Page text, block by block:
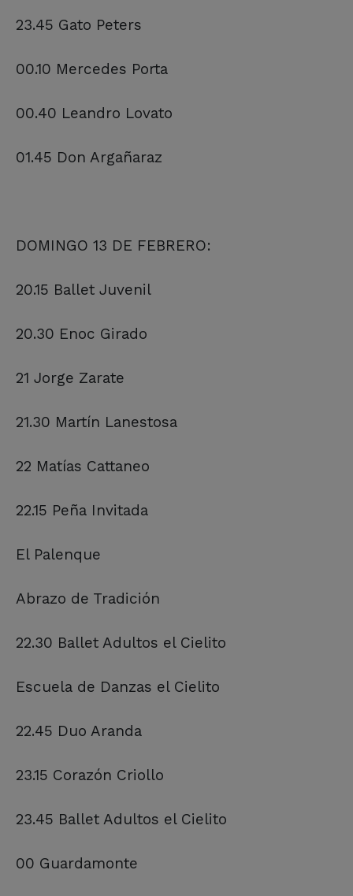
23.45 Gato Peters
00.10 Mercedes Porta
00.40 Leandro Lovato
01.45 Don Argañaraz
DOMINGO 13 DE FEBRERO:
20.15 Ballet Juvenil
20.30 Enoc Girado
21 Jorge Zarate
21.30 Martín Lanestosa
22 Matías Cattaneo
22.15 Peña Invitada
El Palenque
Abrazo de Tradición
22.30 Ballet Adultos el Cielito
Escuela de Danzas el Cielito
22.45 Duo Aranda
23.15 Corazón Criollo
23.45 Ballet Adultos el Cielito
00 Guardamonte